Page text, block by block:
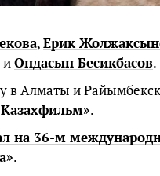
,Ерик
иОндасын Бесикбасов.
в Алматы и
.
на 36-м
.